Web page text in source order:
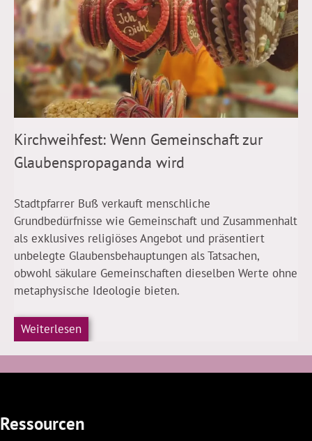
Kirchweihfest: Wenn Gemeinschaft zur
Glaubenspropaganda wird
Stadtpfarrer Buß verkauft menschliche
Grundbedürfnisse wie Gemeinschaft und Zusammenhalt
als exklusives religiöses Angebot und präsentiert
unbelegte Glaubensbehauptungen als Tatsachen,
obwohl säkulare Gemeinschaften dieselben Werte ohne
metaphysische Ideologie bieten.
Weiterlesen
Ressourcen